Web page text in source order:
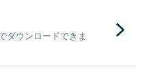
ダウンロードできま